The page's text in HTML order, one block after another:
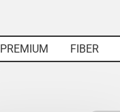
PREMIUM FIBER